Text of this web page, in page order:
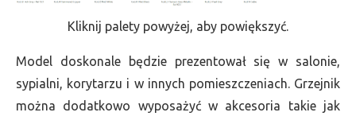
Kliknij palety powyżej, aby powiększyć.
Model doskonale będzie prezentował się w salonie,
sypialni, korytarzu i w innych pomieszczeniach. Grzejnik
można dodatkowo wyposażyć w akcesoria takie jak